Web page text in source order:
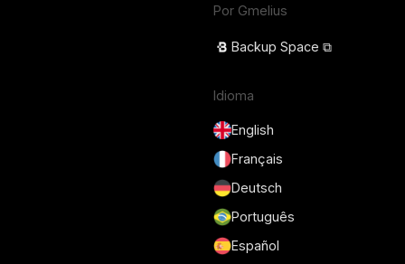
Por Gmelius
Backup Space ⧉
Idioma
English
Français
Deutsch
Português
Español